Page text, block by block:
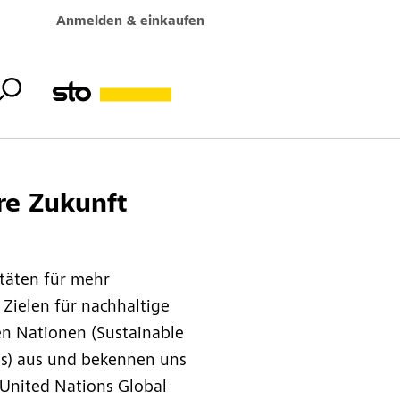
Anmelden & einkaufen
Zukunft
für mehr
für nachhaltige
Nationen (Sustainable
aus und bekennen uns
Nations Global